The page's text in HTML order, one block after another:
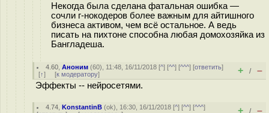
Некогда была сделана фатальная ошибка —
сочли г-нокодеров более важным для айтишного
бизнеса активом, чем всё остальное. А ведь
писать на пихтоне способна любая домохозяйка из
Бангладеша.
4.60 ,Аноним (60), 11:48, 16/11/2018 [^] [^^] [^^^] [ответить]
[↑] [к модератору] + / –
Эффекты -- нейросетями.
4.74 ,KonstantinB (ok), 16:30, 16/11/2018 [^] [^^] [^^^]
+ / –